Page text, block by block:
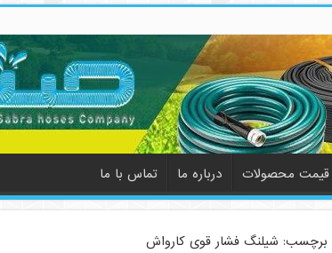
محصولات درباره ما تماس با ما
برچسب: شیلنگ فشار قوی کارواش